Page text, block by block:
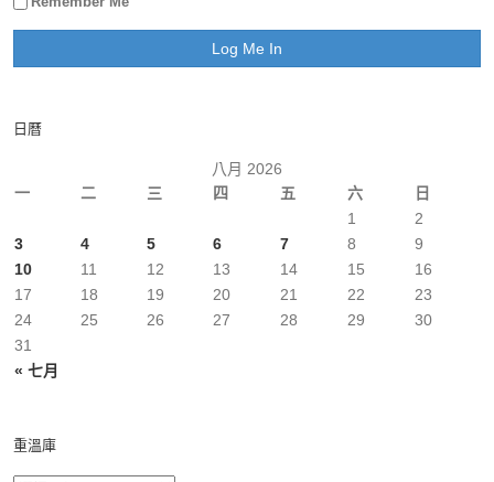
日曆
八月 2026
一
二 三 四 五 六 日
« 七月
1
2
3
4 5 6 7 8
9
10
11 12 13 14 15
16
17
18 19 20 21 22
23
24
25 26 27 28 29
30
31
重溫庫